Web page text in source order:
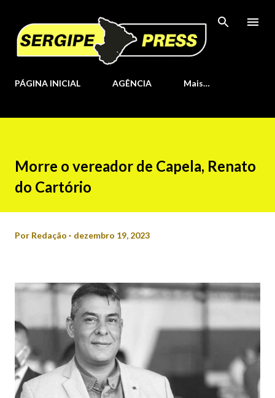
Pular para o conteúdo principal
PÁGINA INICIAL AGÊNCIA Mais…
Morre o vereador de Capela, Renato
do Cartório
Por Redação dezembro 19, 2023